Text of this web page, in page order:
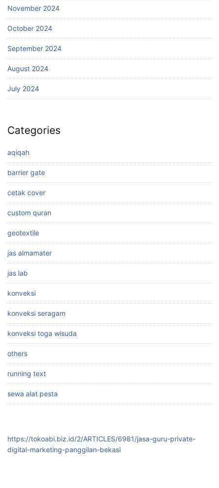
November 2024
October 2024
September 2024
August 2024
July 2024
Categories
aqiqah
barrier gate
cetak cover
custom quran
geotextile
jas almamater
jas lab
konveksi
konveksi seragam
konveksi toga wisuda
others
running text
sewa alat pesta
https://tokoabi.biz.id/2/ARTICLES/6981/jasa-guru-private-
digital-marketing-panggilan-bekasi